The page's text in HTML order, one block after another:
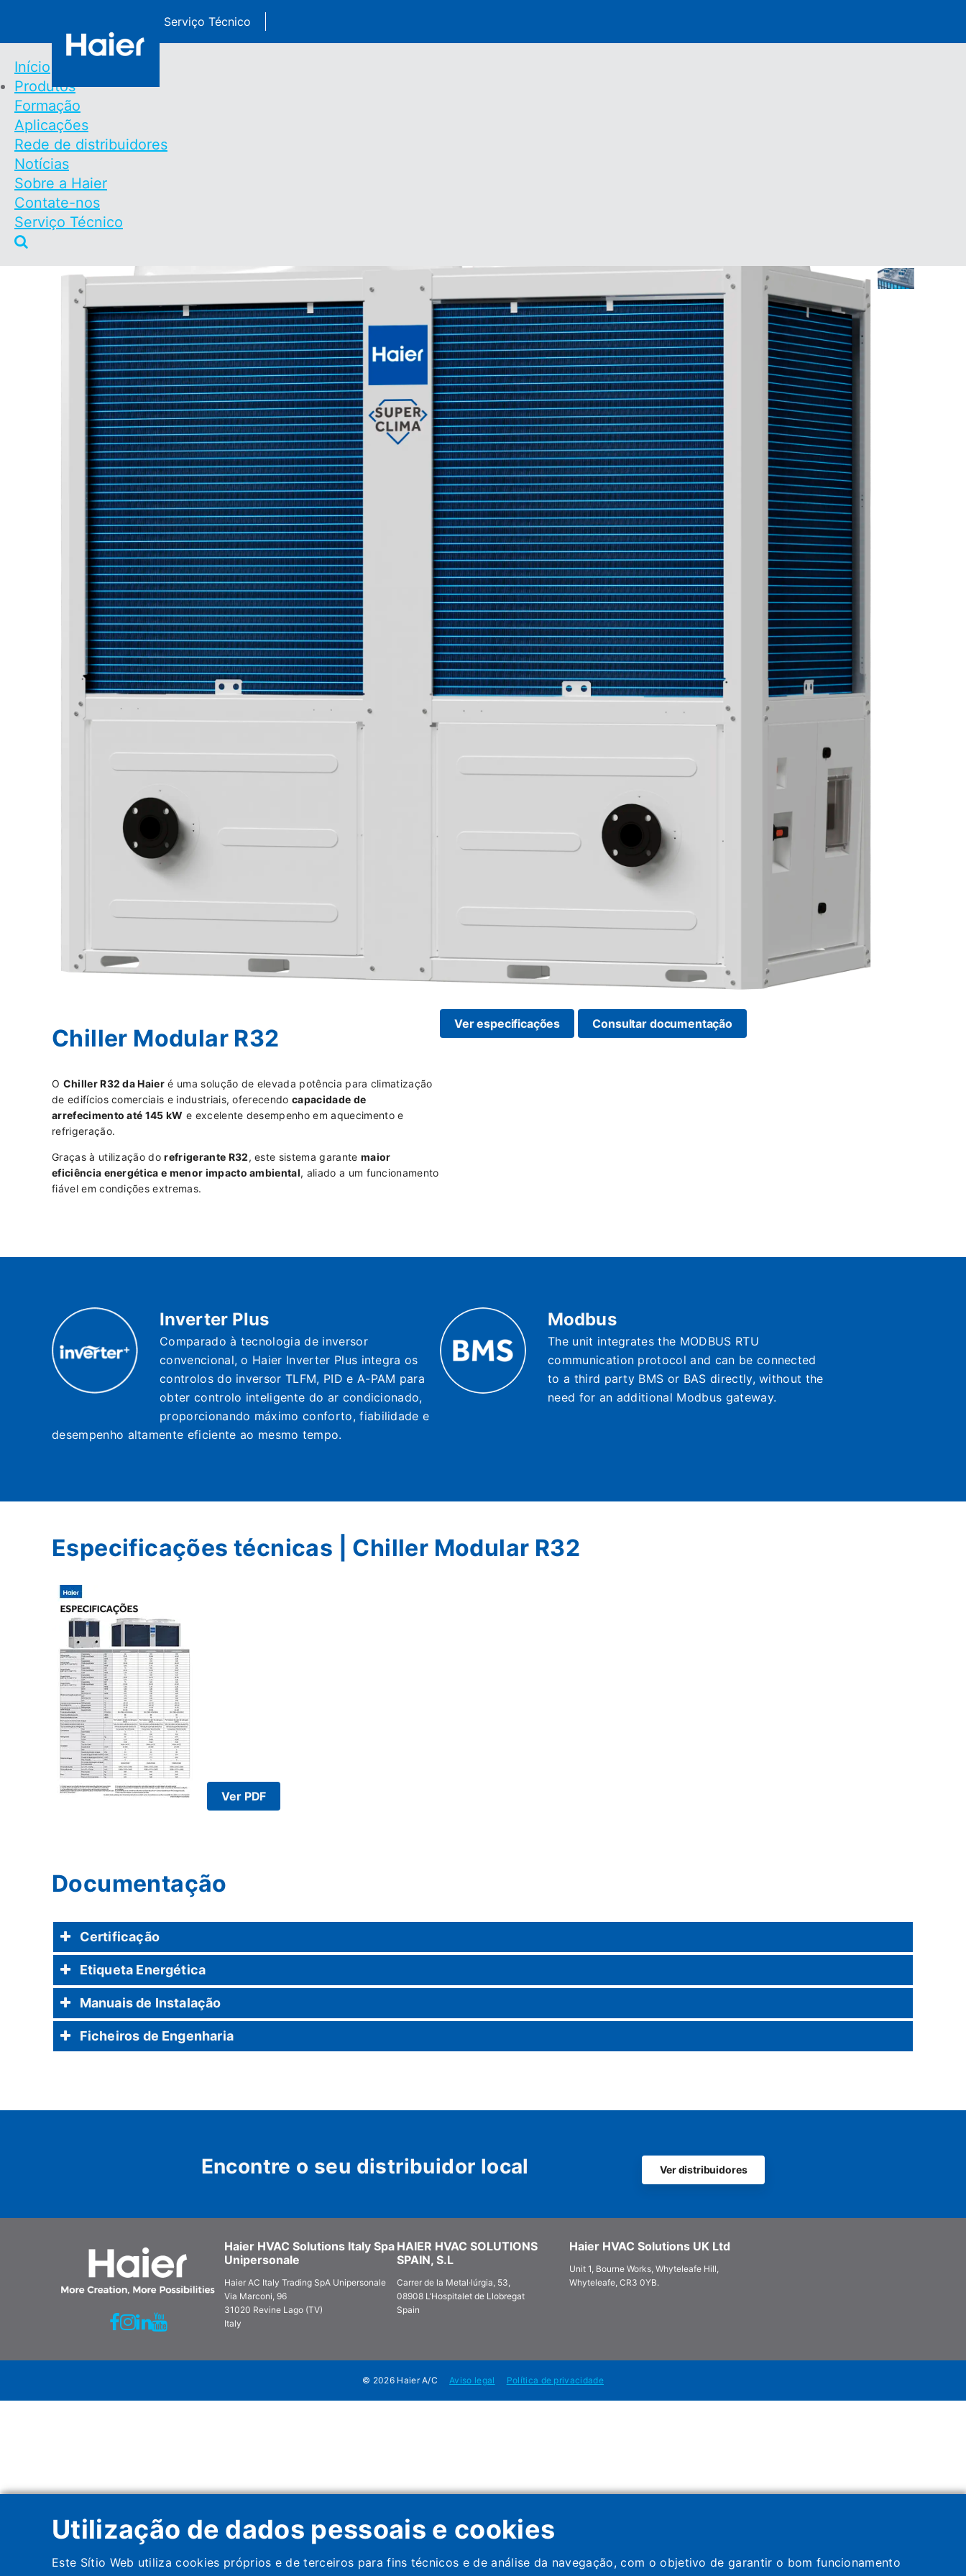
o
conteúdo
principal
Serviço Técnico
Main
Navigation
Portuguese
Início
Produtos
Formação
Aplicações
Rede de distribuidores
Notícias
Sobre a Haier
Contate-nos
Serviço Técnico
Chiller Modular R32
Navegação
Estrutural
Início
Chiller Modular R32
O Chiller R32 da Haier é uma solução de elevada potência para climatização
de edifícios comerciais e industriais, oferecendocapacidade de
arrefecimento até 145 kW e excelente desempenho em aquecimento e
refrigeração.
Graças à utilização dorefrigerante R32, este sistema garante maior
eficiência energética e menor impacto ambiental, aliado a um funcionamento
fiável em condições extremas.
Ver especificações Consultar documentação
Inverter Plus
Comparado à tecnologia de inversor
convencional, o Haier Inverter Plus integra os
controlos do inversor TLFM, PID e A-PAM para
obter controlo inteligente do ar condicionado,
proporcionando máximo conforto, fiabilidade e
desempenho altamente eficiente ao mesmo tempo.
Modbus
The unit integrates the MODBUS RTU
communication protocol and can be connected
to a third party BMS or BAS directly, without the
need for an additional Modbus gateway.
Especificações técnicas | Chiller Modular R32
Ver PDF
Documentação
Certificação
Etiqueta Energética
Manuais de Instalação
Ficheiros de Engenharia
Encontre o seu distribuidor local Ver distribuidores
Haier HVAC Solutions Italy Spa
Unipersonale
Haier AC Italy Trading SpA Unipersonale
Via Marconi, 96
31020 Revine Lago (TV)
Italy
HAIER HVAC SOLUTIONS
SPAIN, S.L
Carrer de la Metal·lúrgia, 53,
08908 L‘Hospitalet de Llobregat
Spain
Haier HVAC Solutions UK Ltd
Unit 1, Bourne Works, Whyteleafe Hill,
Whyteleafe, CR3 0YB.
© 2026 Haier A/C Aviso legal Política de privacidade
Utilização de dados pessoais e cookies
Este Sítio Web utiliza cookies próprios e de terceiros para fins técnicos e de análise da navegação, com o objetivo de garantir o bom funcionamento